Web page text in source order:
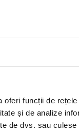
funcții de
și de analize
de dvs. sau